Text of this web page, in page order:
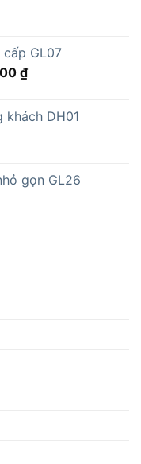
GL07
₫.
₫Giá
là: DH01
gọn GL26